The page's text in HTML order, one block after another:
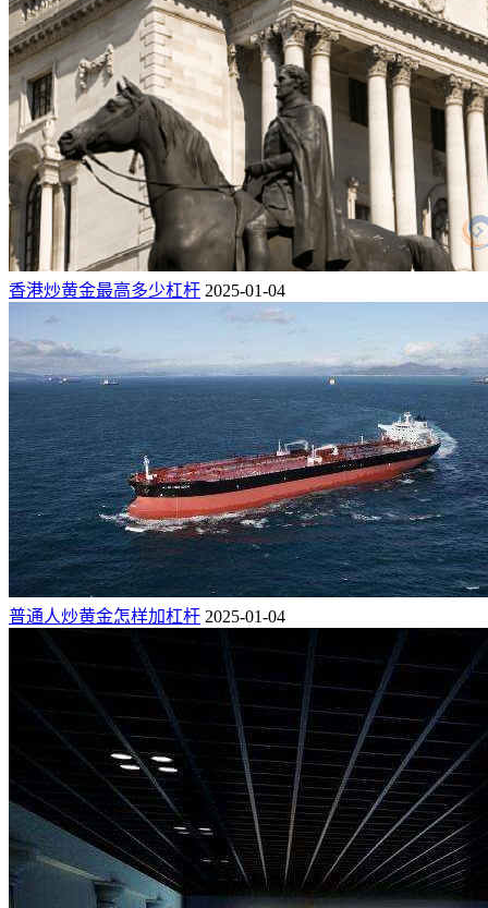
香港炒黄金最高多少杠杆 2025-01-04
普通人炒黄金怎样加杠杆 2025-01-04